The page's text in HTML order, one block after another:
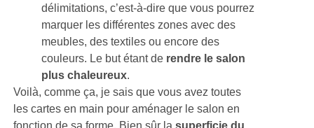
délimitations, c’est-à-dire que vous pourrez
marquer les différentes zones avec des
meubles, des textiles ou encore des
couleurs. Le but étant de rendre le salon
plus chaleureux.
Voilà, comme ça, je sais que vous avez toutes
les cartes en main pour aménager le salon en
fonction de sa forme. Bien sûr lasuperficie du